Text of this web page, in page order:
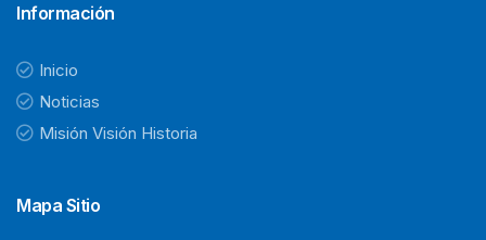
Información
Inicio
Noticias
Misión Visión Historia
Mapa Sitio